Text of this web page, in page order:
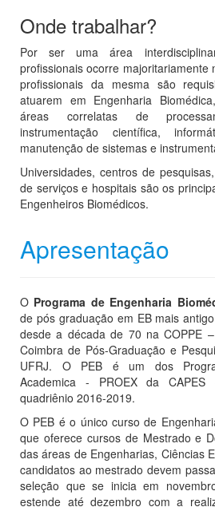
Onde trabalhar?
Por ser uma área
profissionais ocorre majoritariamente
profissionais da mesma são
atuarem em Engenharia
áreas correlatas de
instrumentação científica,
manutenção de sistemas e
Universidades, centros de
de serviços e hospitais são os
Engenheiros Biomédicos.
Apresentação
O Programa de Engenharia
de pós graduação em EB mais
desde a década de 70 na COPPE
Coimbra de Pós-Graduação e
UFRJ. O PEB é um dos
Academica - PROEX da
quadriênio 2016-2019.
O PEB é o único curso de
que oferece cursos de Mestrado e
das áreas de Engenharias, Ciências
candidatos ao mestrado devem
seleção que se inicia em
estende até dezembro com a